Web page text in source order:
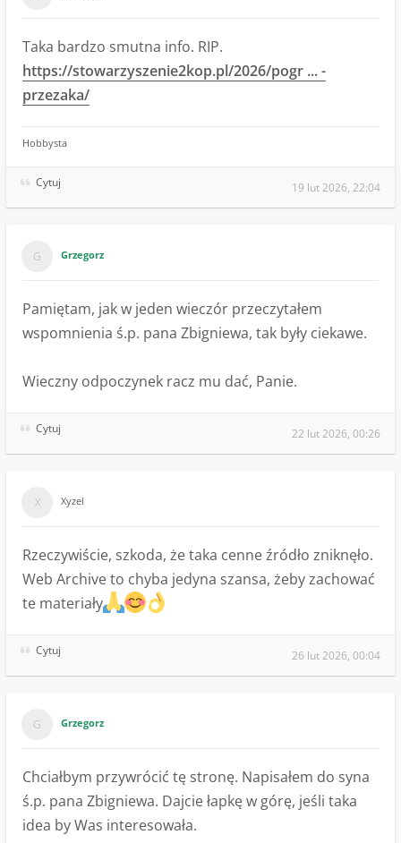
Taka bardzo smutna info. RIP.
https://stowarzyszenie2kop.pl/2026/pogr ... -
przezaka/
Hobbysta
Cytuj 19 lut 2026, 22:04
Grzegorz
Pamiętam, jak w jeden wieczór przeczytałem
wspomnienia ś.p. pana Zbigniewa, tak były ciekawe.
Wieczny odpoczynek racz mu dać, Panie.
Cytuj 22 lut 2026, 00:26
Xyzel
Rzeczywiście, szkoda, że taka cenne źródło zniknęło.
Web Archive to chyba jedyna szansa, żeby zachować
te materiały
Cytuj 26 lut 2026, 00:04
Grzegorz
Chciałbym przywrócić tę stronę. Napisałem do syna
ś.p. pana Zbigniewa. Dajcie łapkę w górę, jeśli taka
idea by Was interesowała.